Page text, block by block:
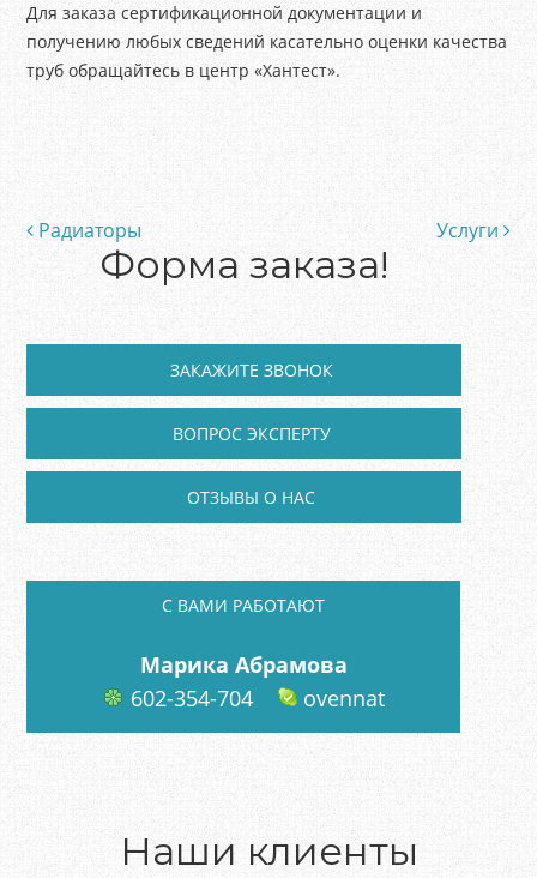
Для заказа сертификационной документации и
получению любых сведений касательно оценки качества
труб обращайтесь в центр «Хантест».
Post navigation
Радиаторы Услуги
Форма заказа!
ЗАКАЖИТЕ ЗВОНОК
ВОПРОС ЭКСПЕРТУ
ОТЗЫВЫ О НАС
C ВАМИ РАБОТАЮТ
Марика Абрамова
602-354-704
ovennat
Наши клиенты